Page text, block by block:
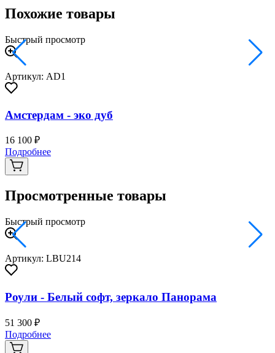
Похожие товары
Быстрый просмотр
Артикул: AD1
Амстердам - эко дуб
16 100 ₽
Подробнее
Просмотренные товары
Быстрый просмотр
Артикул: LBU214
Роули - Белый софт, зеркало Панорама
51 300 ₽
Подробнее